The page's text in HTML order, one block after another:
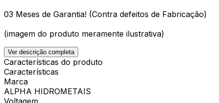
03 Meses de Garantia! (Contra defeitos de Fabricação)
(imagem do produto meramente ilustrativa)
Ver descrição completa
Características do produto
Características
Marca
ALPHA HIDROMETAIS
Voltagem